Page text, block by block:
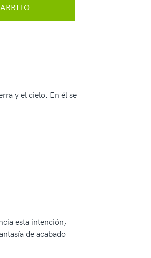
y el cielo. En él se
esta intención,
de acabado